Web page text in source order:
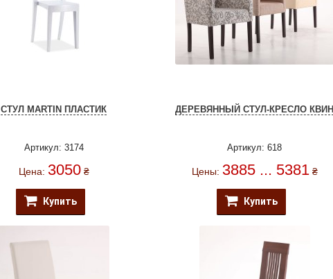
СТУЛ MARTIN ПЛАСТИК
Артикул: 3174
Цена: 3050 ₴
Купить
ДЕРЕВЯННЫЙ СТУЛ-КРЕСЛО КВИН
Артикул: 618
Цены: 3885 ... 5381 ₴
Купить